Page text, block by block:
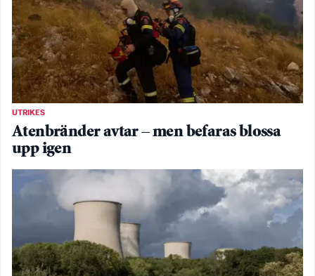
UTRIKES
Atenbränder avtar – men befaras blossa
upp igen